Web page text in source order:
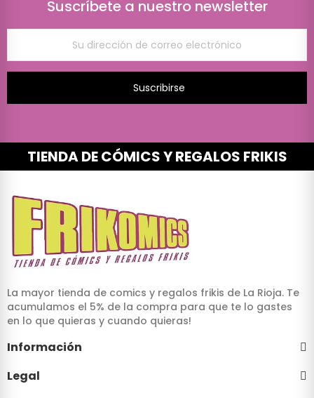
Suscríbete a nuestro newsletter
Suscribirse
TIENDA DE CÓMICS Y REGALOS FRIKIS
La mayor tienda de comics y regalos frikis de La Rioja. Te
acumulamos el 5% de la compra para que te lo gastes
en lo que quieras y cuando quieras!
Información
Legal